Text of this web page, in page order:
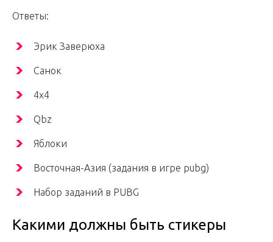
Ответы:
Эрик Заверюха
Санок
4х4
Qbz
Яблоки
Восточная-Азия (задания в игре pubg)
Набор заданий в PUBG
Какими должны быть стикеры